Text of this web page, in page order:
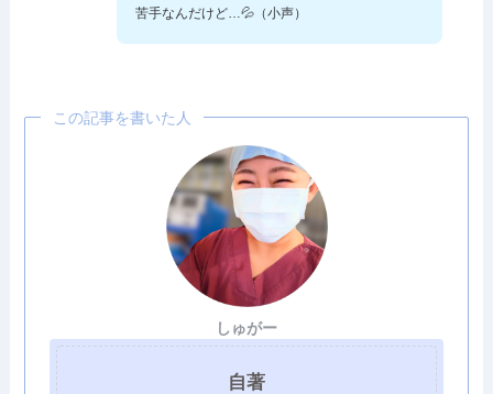
苦手なんだけど…💦（小声）
この記事を書いた人
しゅがー
自著